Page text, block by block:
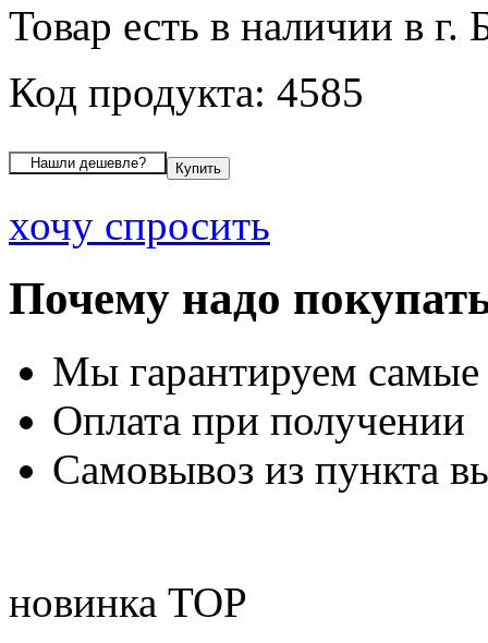
Товар есть в наличии в г.
Код продукта: 4585
хочу спросить
Почему надо
Мы гарантируем
Оплата при получении
Самовывоз из пункта
новинка TOP